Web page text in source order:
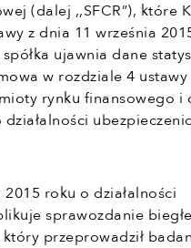
(dalej ,,SFCR”), które
z dnia 11 września
ujawnia dane
w rozdziale 4 ustawy
rynku finansowego i
roku o działalności
sprawozdanie
przeprowadził